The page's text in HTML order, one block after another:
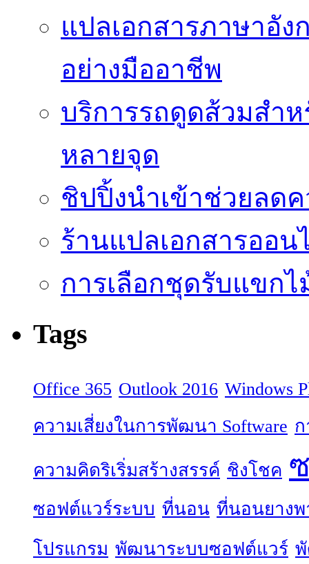
แปลเอกสารภาษาอั
อย่างมืออาชีพ
บริการรถดูดส้วมสำ
หลายจุด
ชิปปิ้งนำเข้าช่วยลด
ร้านแปลเอกสารออน
การเลือกชุดรับแขก
Tags
Office 365 Outlook 2016 Windows
ความเสี่ยงในการพัฒนา Software
ความคิดริเริ่มสร้างสรรค์ ชิงโชค
ซอฟต์แวร์ระบบ ที่นอน ที่นอนยางพ
โปรแกรม พัฒนาระบบซอฟต์แวร์